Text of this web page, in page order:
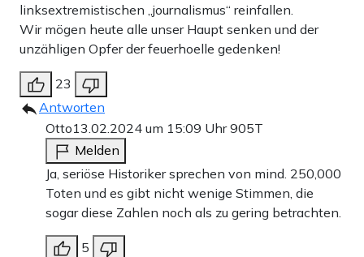
linksextremistischen „journalismus“ reinfallen.
Wir mögen heute alle unser Haupt senken und der
unzähligen Opfer der feuerhoelle gedenken!
23
Antworten
Otto13.02.2024 um 15:09 Uhr905T
Melden
Ja, seriöse Historiker sprechen von mind. 250,000
Toten und es gibt nicht wenige Stimmen, die
sogar diese Zahlen noch als zu gering betrachten.
5